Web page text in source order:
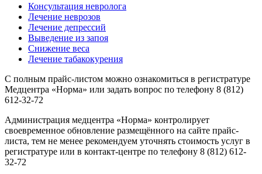
Консультация невролога
Лечение неврозов
Лечение депрессий
Выведение из запоя
Снижение веса
Лечение табакокурения
С полным прайс-листом можно ознакомиться в регистратуре
Медцентра «Норма» или задать вопрос по телефону 8 (812)
612-32-72
Администрация медцентра «Норма» контролирует
своевременное обновление размещённого на сайте прайс-
листа, тем не менее рекомендуем уточнять стоимость услуг в
регистратуре или в контакт-центре по телефону 8 (812) 612-
32-72